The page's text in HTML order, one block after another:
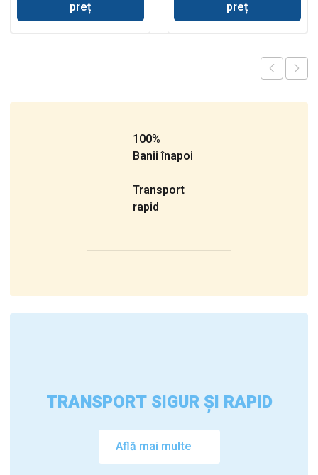
preț preț
100%
Banii înapoi
Transport
rapid
TRANSPORT SIGUR ȘI RAPID
Află mai multe